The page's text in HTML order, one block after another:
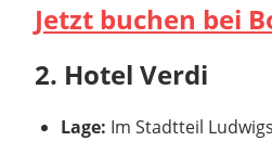
Jetzt buchen bei
2. Hotel Verdi
Lage: Im Stadtteil